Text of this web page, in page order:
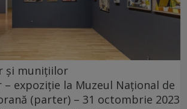
și munițiilor
– expoziție la Muzeul Național de
(parter) – 31 octombrie 2023